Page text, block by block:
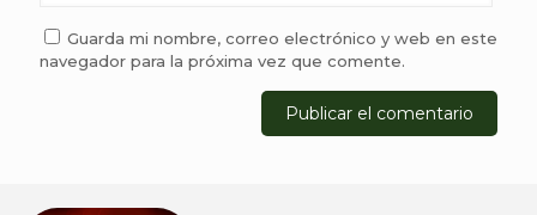
Guarda mi nombre, correo electrónico y web en este
navegador para la próxima vez que comente.